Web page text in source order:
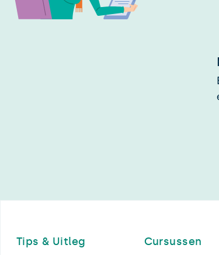
Tips & Uitleg Cursussen